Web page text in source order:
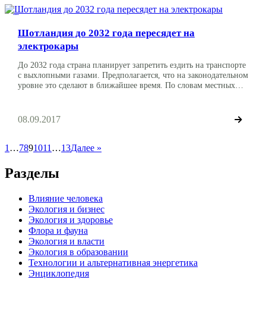
Технологии и альтернативная энергетика
Шотландия до 2032 года пересядет на
электрокары
До 2032 года страна планирует запретить ездить на транспорте
с выхлопными газами. Предполагается, что на законодательном
уровне это сделают в ближайшее время. По словам местных
граждан на электромобили, шотландские власти намереваются
усовершенствовать соответствующую инфраструктуру и
стимулируют развитие экологического […]
08.09.2017
1 …7891011 …13Далее »
Разделы
Влияние человека
Экология и бизнес
Экология и здоровье
Флора и фауна
Экология и власти
Экология в образовании
Технологии и альтернативная энергетика
Энциклопедия